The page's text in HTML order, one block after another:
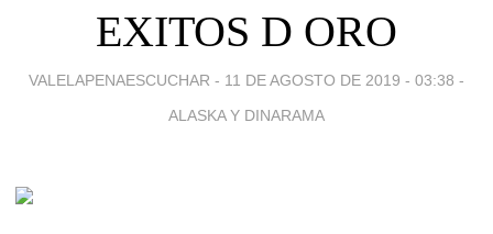
EXITOS D ORO
VALELAPENAESCUCHAR - 11 DE AGOSTO DE 2019 - 03:38 -
ALASKA Y DINARAMA